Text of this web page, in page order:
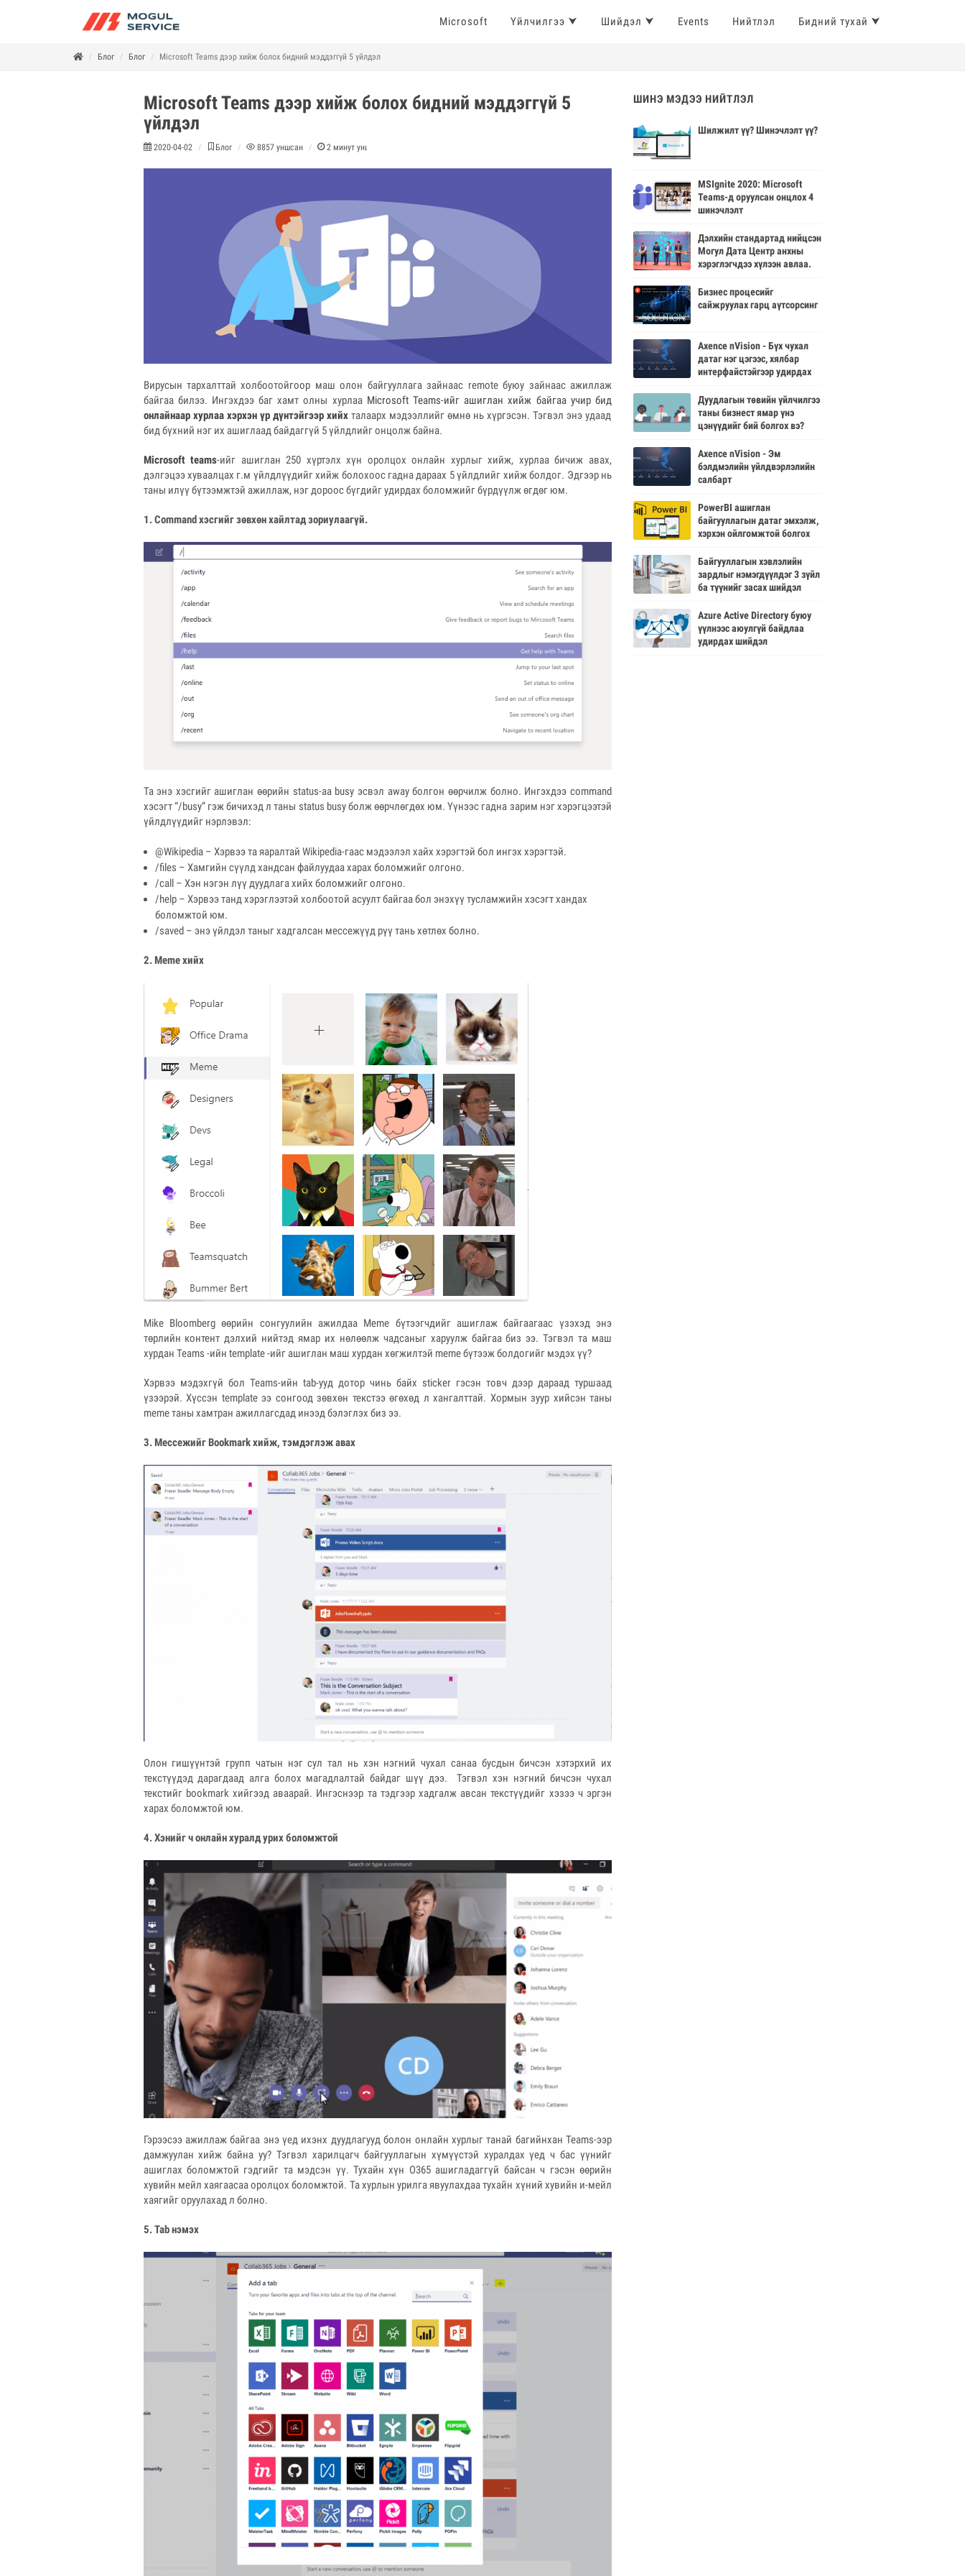
Microsoft Үйлчилгээ ⮟ Шийдэл ⮟ Events Нийтлэл Бидний тухай ⮟
Блог Блог Microsoft Teams дээр хийж болох бидний мэддэггүй 5 үйлдэл
Microsoft Teams дээр хийж болох бидний мэддэггүй 5
үйлдэл
2020-04-02 Блог 8857 уншсан 2 минут уншина
Вирусын тархалттай холбоотойгоор маш олон байгууллага зайнаас remote буюу зайнаас ажиллаж
байгаа билээ. Ингэхдээ баг хамт олны хурлаа Microsoft Teams-ийг ашиглан хийж байгаа учир бид
онлайнаар хурлаа хэрхэн үр дүнтэйгээр хийхталаарх мэдээллийг өмнө нь хүргэсэн. Тэгвэл энэ удаад
бид бүхний нэг их ашиглаад байдаггүй 5 үйлдлийг онцолж байна.
Microsoft teams-ийг ашиглан 250 хүртэлх хүн оролцох онлайн хурлыг хийж, хурлаа бичиж авах,
дэлгэцээ хуваалцах г.м үйлдлүүдийг хийж болохоос гадна дараах 5 үйлдлийг хийж болдог. Эдгээр нь
таны илүү бүтээмжтэй ажиллаж, нэг дороос бүгдийг удирдах боломжийг бүрдүүлж өгдөг юм.
1. Commandхэсгийг зөвхөн хайлтад зориулаагүй.
Та энэ хэсгийг ашиглан өөрийн status-aa busy эсвэл away болгон өөрчилж болно. Ингэхдээ command
хэсэгт “/busy” гэж бичихэд л таны status busy болж өөрчлөгдөх юм. Үүнээс гадна зарим нэг хэрэгцээтэй
үйлдлүүдийг нэрлэвэл:
@Wikipedia – Хэрвээ та яаралтай Wikipedia-гаас мэдээлэл хайх хэрэгтэй бол ингэх хэрэгтэй.
/files – Хамгийн сүүлд хандсан файлуудаа харах боломжийг олгоно.
/call – Хэн нэгэн лүү дуудлага хийх боломжийг олгоно.
/help – Хэрвээ танд хэрэглээтэй холбоотой асуулт байгаа бол энэхүү тусламжийн хэсэгт хандах
боломжтой юм.
/saved – энэ үйлдэл таныг хадгалсан мессежүүд рүү тань хөтлөх болно.
2. Memeхийх
Mike Bloomberg өөрийн сонгуулийн ажилдаа Meme бүтээгчдийг ашиглаж байгаагаас үзэхэд энэ
төрлийн контент дэлхий нийтэд ямар их нөлөөлж чадсаныг харуулж байгаа биз ээ. Тэгвэл та маш
хурдан Teams -ийн template -ийг ашиглан маш хурдан хөгжилтэй meme бүтээж болдогийг мэдэх үү?
Хэрвээ мэдэхгүй бол Teams-ийн tab-ууд дотор чинь байх sticker гэсэн товч дээр дараад туршаад
үзээрэй. Хүссэн template ээ сонгоод зөвхөн текстээ өгөхөд л хангалттай. Хормын зуур хийсэн таны
meme таны хамтран ажиллагсдад инээд бэлэглэх биз ээ.
3. МессежийгBookmarkхийж, тэмдэглэж авах
Олон гишүүнтэй групп чатын нэг сул тал нь хэн нэгний чухал санаа бусдын бичсэн хэтэрхий их
текстүүдэд дарагдаад алга болох магадлалтай байдаг шүү дээ. Тэгвэл хэн нэгний бичсэн чухал
текстийг bookmark хийгээд аваарай. Ингэснээр та тэдгээр хадгалж авсан текстүүдийг хэзээ ч эргэн
харах боломжтой юм.
4. Хэнийг ч онлайн хуралд урих боломжтой
Гэрээсээ ажиллаж байгаа энэ үед ихэнх дуудлагууд болон онлайн хурлыг танай багийнхан Teams-ээр
дамжуулан хийж байна уу? Тэгвэл харилцагч байгууллагын хүмүүстэй хуралдах үед ч бас үүнийг
ашиглах боломжтой гэдгийг та мэдсэн үү. Тухайн хүн О365 ашигладаггүй байсан ч гэсэн өөрийн
хувийн мейл хаягаасаа оролцох боломжтой. Та хурлын урилга явуулахдаа тухайн хүний хувийн и-мейл
хаягийг оруулахад л болно.
5. Tabнэмэх
ШИНЭ МЭДЭЭ НИЙТЛЭЛ
Шилжилт үү? Шинэчлэлт үү?
MSIgnite 2020: Microsoft
Teams-д оруулсан онцлох 4
шинэчлэлт
Дэлхийн стандартад нийцсэн
Могул Дата Центр анхны
хэрэглэгчдээ хүлээн авлаа.
Бизнес процесийг
сайжруулах гарц аүтсорсинг
Axence nVision - Бүх чухал
датаг нэг цэгээс, хялбар
интерфайстэйгээр удирдах
Дуудлагын төвийн үйлчилгээ
таны бизнест ямар үнэ
цэнүүдийг бий болгох вэ?
Axence nVision - Эм
бэлдмэлийн үйлдвэрлэлийн
салбарт
PowerBI ашиглан
байгууллагын датаг эмхэлж,
хэрхэн ойлгомжтой болгох
Байгууллагын хэвлэлийн
зардлыг нэмэгдүүлдэг 3 зүйл
ба түүнийг засах шийдэл
Azure Active Directory буюу
үүлнээс аюулгүй байдлаа
удирдах шийдэл